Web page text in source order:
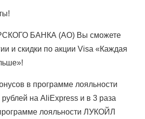
БАНКА (АО) Вы сможете
и скидки по акции Visa «Каждая
в программе лояльности
рублей на AliExpress и в 3 раза
лояльности ЛУКОЙЛ